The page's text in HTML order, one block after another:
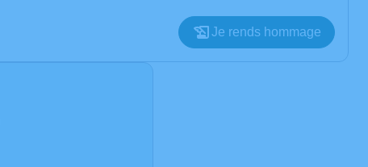
Je rends hommage